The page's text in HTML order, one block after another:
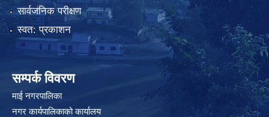
सार्वजनिक परीक्षण
स्वत: प्रकाशन
सम्पर्क विवरण
माई नगरपालिका
नगर कार्यपालिकाको कार्यालय